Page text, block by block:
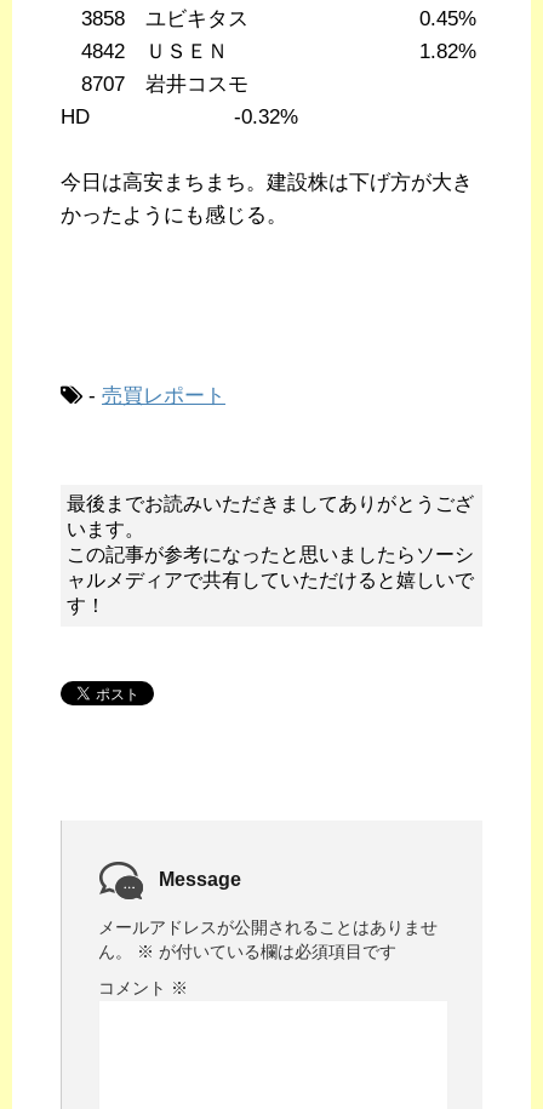
3858 ユビキタス 0.45%
4842 ＵＳＥＮ 1.82%
8707 岩井コスモ
HD -0.32%
今日は高安まちまち。建設株は下げ方が大き
かったようにも感じる。
- 売買レポート
最後までお読みいただきましてありがとうござ
います。
この記事が参考になったと思いましたらソーシ
ャルメディアで共有していただけると嬉しいで
す！
Message
メールアドレスが公開されることはありませ
ん。
※ が付いている欄は必須項目です
コメント ※